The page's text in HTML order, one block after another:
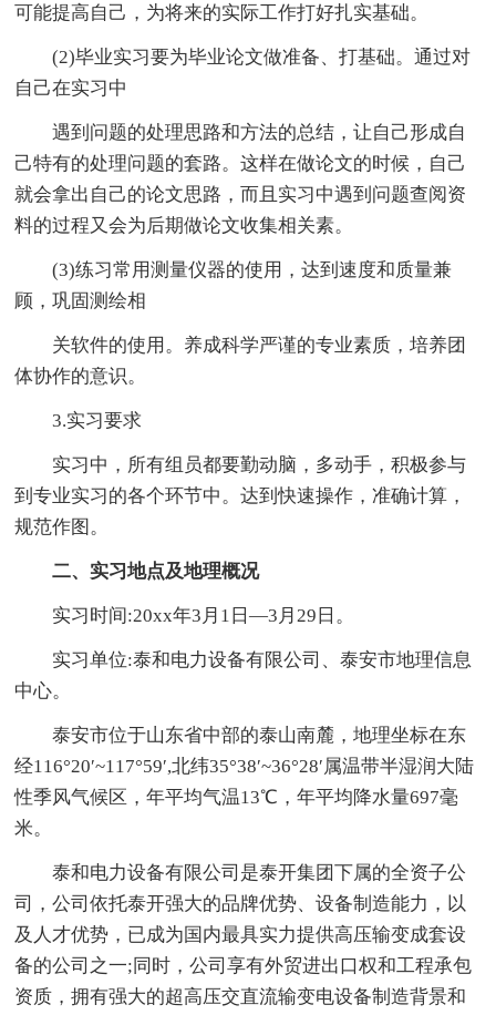
可能提高自己，为将来的实际工作打好扎实基础。
(2)毕业实习要为毕业论文做准备、打基础。通过对
自己在实习中
遇到问题的处理思路和方法的总结，让自己形成自
己特有的处理问题的套路。这样在做论文的时候，自己
就会拿出自己的论文思路，而且实习中遇到问题查阅资
料的过程又会为后期做论文收集相关素。
(3)练习常用测量仪器的使用，达到速度和质量兼
顾，巩固测绘相
关软件的使用。养成科学严谨的专业素质，培养团
体协作的意识。
3.实习要求
实习中，所有组员都要勤动脑，多动手，积极参与
到专业实习的各个环节中。达到快速操作，准确计算，
规范作图。
二、实习地点及地理概况
实习时间:20xx年3月1日—3月29日。
实习单位:泰和电力设备有限公司、泰安市地理信息
中心。
泰安市位于山东省中部的泰山南麓，地理坐标在东
经116°20′~117°59′,北纬35°38′~36°28′属温带半湿润大陆
性季风气候区，年平均气温13℃，年平均降水量697毫
米。
泰和电力设备有限公司是泰开集团下属的全资子公
司，公司依托泰开强大的品牌优势、设备制造能力，以
及人才优势，已成为国内最具实力提供高压输变成套设
备的公司之一;同时，公司享有外贸进出口权和工程承包
资质，拥有强大的超高压交直流输变电设备制造背景和